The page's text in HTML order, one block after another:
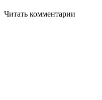
Читать комментарии